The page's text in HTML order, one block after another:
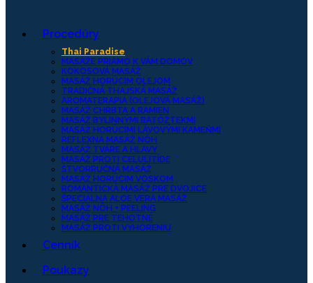
Procedúry
Thai Paradise
MASÁŽE PRIAMO K VÁM DOMOV
KOKOSOVÁ MASÁŽ
MASÁŽ HORÚCIM OLEJOM
TRADIČNÁ THAJSKÁ MASÁŽ
AROMATERAPIA (OLEJOVÁ MASÁŽ)
MASÁŽ CHRBTA A RAMIEN
MASÁŽ BYLINNÝMI BATÔŽTEKMI
MASÁŽ HORÚCIMI LÁVOVÝMI KAMEŇMI
REFLEXNÁ MASÁŽ NÔH
MASÁŽ TVÁRE A HLAVY
MASÁŽ PROTI CELULITÍDE
ŠTVORRUČNÁ MASÁŽ
MASÁŽ HORÚCIM VOSKOM
ROMANTICKÁ MASÁŽ PRE DVOJICE
ŠPECIÁLNA ALOE VERA MASÁŽ
MASÁŽ NÔH + PEELING
MASÁŽ PRE TEHOTNÉ
MASÁŽ PROTI VYHORENIU
Cenník
Poukazy